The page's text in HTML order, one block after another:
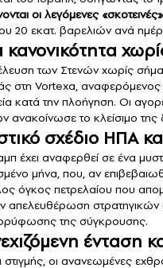
οι λεγόμενες
20 εκατ. βαρελιών ανά
κανονικότητα
των Στενών χωρίς
στη Vortexa, αναφερόμενος
κατά την πλοήγηση. Οι
ανακοίνωσε το κλείσιμο
σχέδιο ΗΠΑ
έχει αναφερθεί σε ένα
μήνα, που, αν
όγκος πετρελαίου που
απελευθέρωση στρατηγικών
της σύγκρουσης.
ένταση
στιγμής, οι ανανεωμένες